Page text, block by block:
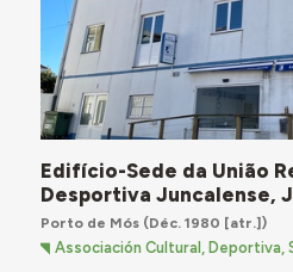
Edifício-Sede da União
Desportiva Juncalense,
Porto de Mós(Déc. 1980 [atr.])
Associación Cultural, Deportiva,